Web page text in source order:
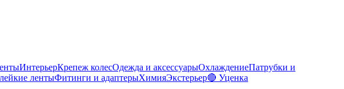
ИнтерьерКрепеж колесОдежда и аксессуарыОхлаждениеПатрубки и
лентыФитинги и адаптерыХимияЭкстерьер🔴 Уценка